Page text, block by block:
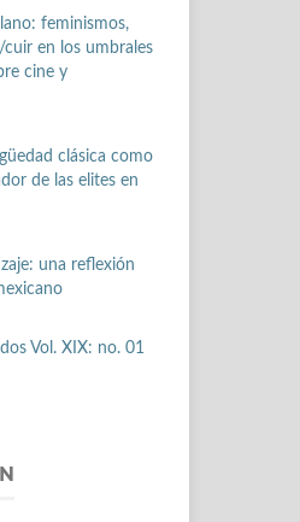
feminismos,
en los umbrales
cine y
clásica como
de las elites en
una reflexión
Vol. XIX: no. 01